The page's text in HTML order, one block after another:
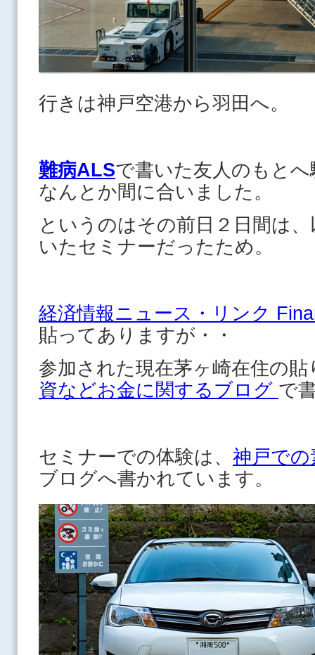
行きは神戸空港から羽田へ。
難病ALSで書いた友人のもと
なんとか間に合いました。
というのはその前日２日間は
いたセミナーだったため。
経済情報ニュース・リンク
貼ってありますが・・
参加された現在茅ヶ崎在住の
資などお金に関するブログ で
セミナーでの体験は、 神戸で
ブログへ書かれています。